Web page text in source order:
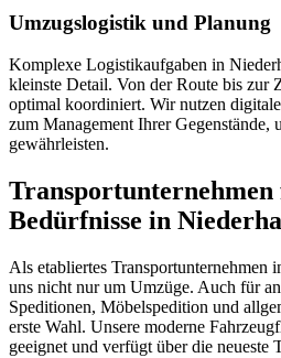
Umzugslogistik und Planung
Komplexe Logistikaufgaben in
kleinste Detail. Von der Route bis zur
optimal koordiniert. Wir nutzen
zum Management Ihrer Gegenstände,
gewährleisten.
Bedürfnisse in
Als etabliertes Transportunternehmen
uns nicht nur um Umzüge. Auch für
Speditionen, Möbelspedition und
erste Wahl. Unsere moderne
geeignet und verfügt über die neueste